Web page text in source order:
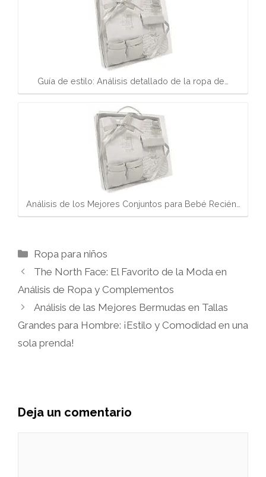
Guía de estilo: Análisis detallado de la ropa de…
Análisis de los Mejores Conjuntos para Bebé Recién…
Categorías
Ropa para niños
The North Face: El Favorito de la Moda en
Análisis de Ropa y Complementos
Análisis de las Mejores Bermudas en Tallas
Grandes para Hombre: ¡Estilo y Comodidad en una
sola prenda!
Deja un comentario